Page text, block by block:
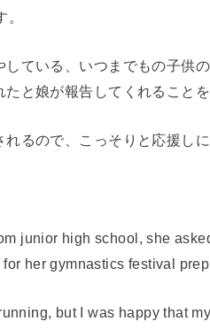
ている、いつまでもの子供
と娘が報告してくれること
るので、こっそりと応援しに
junior high school, she
her gymnastics festival
but I was happy that